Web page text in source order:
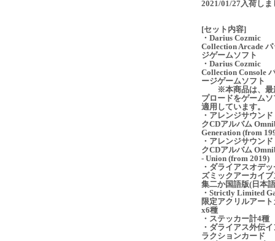
2021/01/27入荷しま
[セット内容]
・Darius Cozmic
Collection Arcade
ジゲームソフト
・Darius Cozmic
Collection Console
ージゲームソフト
※本商品は、最
プロードをゲーム
適用しています。
・アレンジサウン
クCDアルバム
Generation (from
・アレンジサウン
クCDアルバム
- Union (from 2019)
・ダライアスオデ
ズミックアーカイ
集二か国語版(日本
・Strictly Limited
限定アクリルアー
x6種
・ステッカー計4種
・ダライアス外伝
ラクションカード